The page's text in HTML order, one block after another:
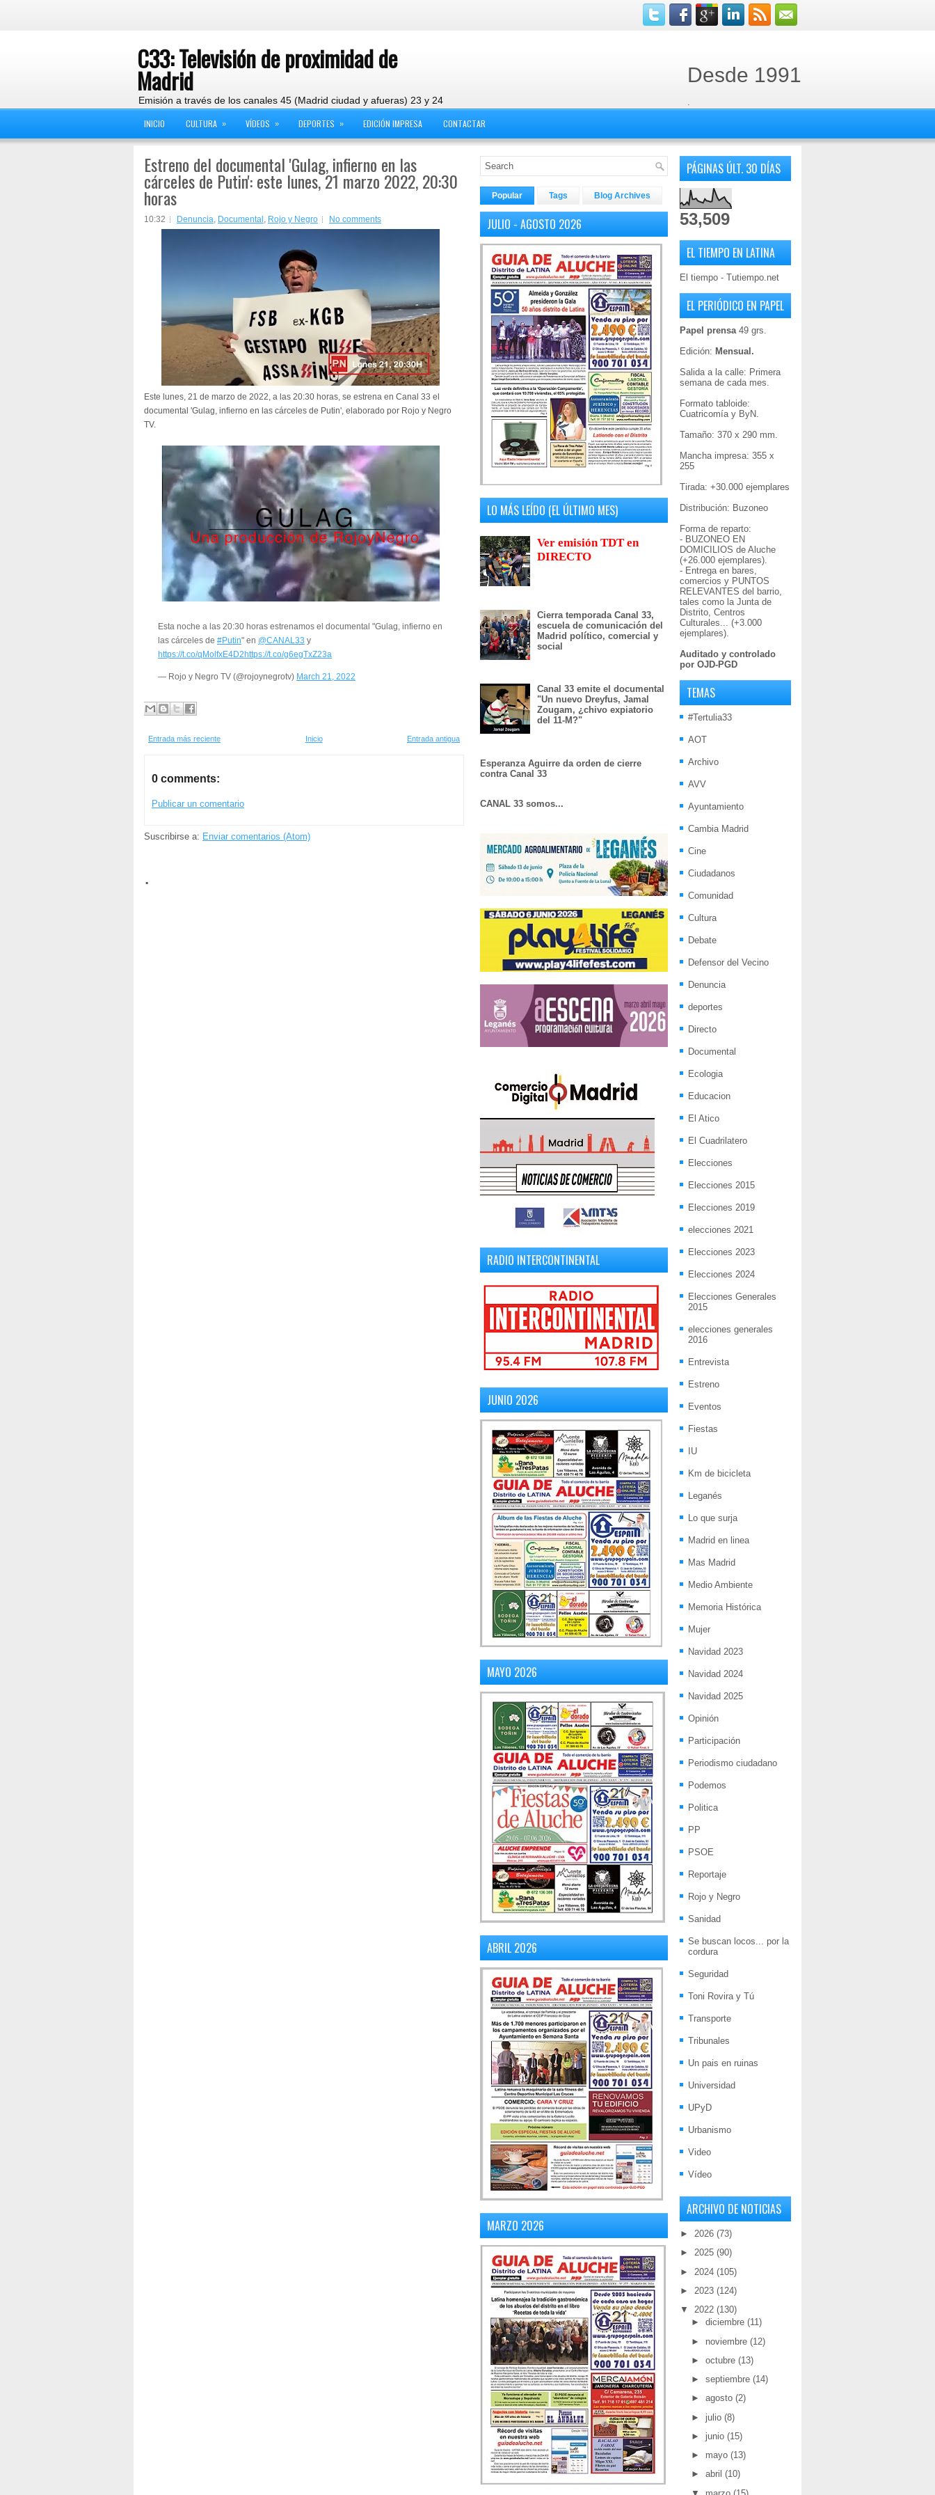
C33: Televisión de proximidad de
Madrid
Emisión a través de los canales 45 (Madrid ciudad y afueras) 23 y 24
Desde 1991
INICIO CULTURA » VÍDEOS » DEPORTES » EDICIÓN IMPRESA CONTACTAR
Estreno del documental 'Gulag, infierno en las
cárceles de Putin': este lunes, 21 marzo 2022, 20:30
horas
10:32 Denuncia, Documental , Rojo y Negro No comments
Este lunes, 21 de marzo de 2022, a las 20:30 horas, se estrena en Canal 33 el
documental 'Gulag, infierno en las cárceles de Putin', elaborado por Rojo y Negro
TV.
Esta noche a las 20:30 horas estrenamos el documental "Gulag, infierno en
las cárceles de #Putin" en @CANAL33 y
https://t.co/qMolfxE4D2 https://t.co/g6egTxZ23a
— Rojo y Negro TV (@rojoynegrotv) March 21, 2022
Entrada más reciente Entrada antigua
Inicio
0 comments:
Publicar un comentario
Suscribirse a: Enviar comentarios (Atom)
.
Popular Tags Blog Archives
JULIO - AGOSTO 2026
LO MÁS LEÍDO (EL ÚLTIMO MES)
Ver emisión TDT en
DIRECTO
Cierra temporada Canal 33,
escuela de comunicación del
Madrid político, comercial y
social
Canal 33 emite el documental
"Un nuevo Dreyfus, Jamal
Zougam, ¿chivo expiatorio
del 11-M?"
Esperanza Aguirre da orden de cierre
contra Canal 33
CANAL 33 somos...
RADIO INTERCONTINENTAL
JUNIO 2026
MAYO 2026
ABRIL 2026
MARZO 2026
PÁGINAS ÚLT. 30 DÍAS
53,509
EL TIEMPO EN LATINA
El tiempo - Tutiempo.net
EL PERIÓDICO EN PAPEL
Papel prensa49 grs.
Edición: Mensual.
Salida a la calle: Primera
semana de cada mes.
Formato tabloide:
Cuatricomía y ByN.
Tamaño: 370 x 290 mm.
Mancha impresa: 355 x
255
Tirada: +30.000 ejemplares
Distribución: Buzoneo
Forma de reparto:
- BUZONEO EN
DOMICILIOS de Aluche
(+26.000 ejemplares).
- Entrega en bares,
comercios y PUNTOS
RELEVANTES del barrio,
tales como la Junta de
Distrito, Centros
Culturales... (+3.000
ejemplares).
Auditado y controlado
por OJD-PGD
TEMAS
#Tertulia33
AOT
Archivo
AVV
Ayuntamiento
Cambia Madrid
Cine
Ciudadanos
Comunidad
Cultura
Debate
Defensor del Vecino
Denuncia
deportes
Directo
Documental
Ecologia
Educacion
El Atico
El Cuadrilatero
Elecciones
Elecciones 2015
Elecciones 2019
elecciones 2021
Elecciones 2023
Elecciones 2024
Elecciones Generales
2015
elecciones generales
2016
Entrevista
Estreno
Eventos
Fiestas
IU
Km de bicicleta
Leganés
Lo que surja
Madrid en linea
Mas Madrid
Medio Ambiente
Memoria Histórica
Mujer
Navidad 2023
Navidad 2024
Navidad 2025
Opinión
Participación
Periodismo ciudadano
Podemos
Politica
PP
PSOE
Reportaje
Rojo y Negro
Sanidad
Se buscan locos... por la
cordura
Seguridad
Toni Rovira y Tú
Transporte
Tribunales
Un pais en ruinas
Universidad
UPyD
Urbanismo
Video
Vídeo
ARCHIVO DE NOTICIAS
► 2026 (73)
► 2025 (90)
► 2024 (105)
► 2023 (124)
▼
2022 (130)
► diciembre (11)
► noviembre (12)
► octubre (13)
► septiembre (14)
► agosto (2)
► julio (8)
► junio (15)
► mayo (13)
► abril (10)
▼
marzo (15)